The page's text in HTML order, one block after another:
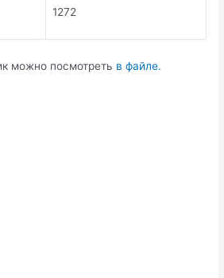
1272
можно посмотреть в файле.